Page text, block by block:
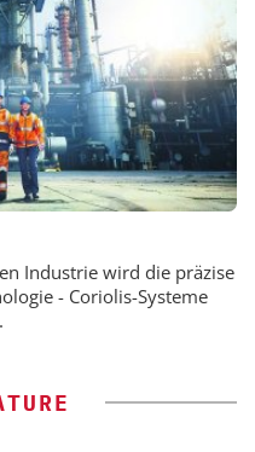
Industrie wird die präzise
- Coriolis-Systeme